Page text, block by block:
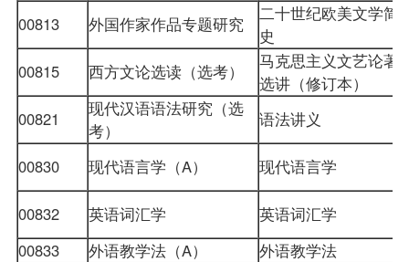
00813 外国作家作品专题研究
二十世纪欧美文学简
史
00815 西方文论选读（选考）
马克思主义文艺论著
选讲（修订本）
00821
现代汉语语法研究（选
考）
语法讲义
00830 现代语言学（A） 现代语言学
00832 英语词汇学 英语词汇学
00833
外语教学法（A） 外语教学法